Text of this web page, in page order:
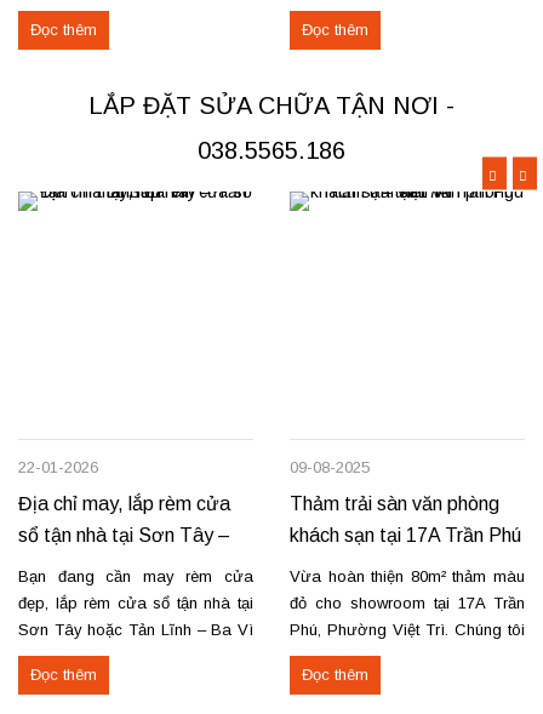
không gian sang trọng và tiện
nghi cho các căn hộ cao cấp.
Rèm vải thô cao cấp may định
hình hấp sóng: sang trọng, giữ
Đọc thêm
tìm nơi may, lắp đặt rèm cửa
hoặc cần sửa chữa rèm hỏng tại
chúng tôi sẵn sàng đáp ứng với
dịch vụ chuyên nghiệp và giá...
Đọc thêm
LẮP ĐẶT SỬA CHỮA TẬN NƠI -
038.5565.186
22-01-2026
Địa chỉ may, lắp rèm cửa
sổ tận nhà tại Sơn Tây –
Tản Lĩnh Ba Vì
Bạn đang cần may rèm cửa
đẹp, lắp rèm cửa sổ tận nhà tại
Sơn Tây hoặc Tản Lĩnh – Ba Vì
với giá hợp lý? Chúng tôi
chuyên may rèm theo yêu cầu,
Đọc thêm
09-08-2025
Thảm trải sàn văn phòng
khách sạn tại 17A Trần Phú
– Việt Trì
Vừa hoàn thiện 80m² thảm màu
đỏ cho showroom tại 17A Trần
Phú, Phường Việt Trì. Chúng tôi
nhận thi công, sửa chữa, bóc
dỡ và thu mua thảm cũ trên toàn
Đọc thêm